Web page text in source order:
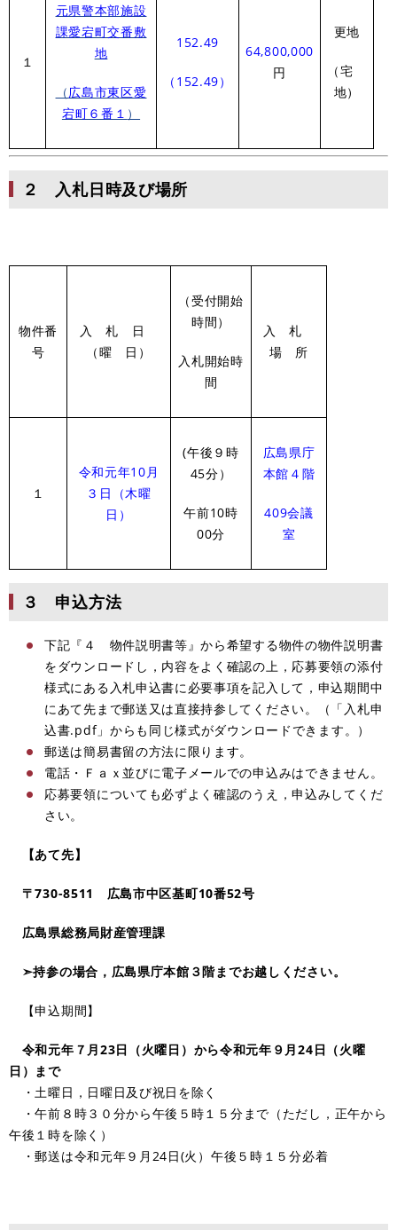
１
元県警本部施設
課愛宕町交番敷
地
（広島市東区愛
宕町６番１ ）
152.49
（152.49）
64,800,000
円
更地
（宅
地）
２ 入札日時及び場所
物件番
号
入 札 日
（曜 日）
（受付開始
時間）
入札開始時
間
入 札
場 所
１
令和元年10月
３日
（木曜
日）
(午後９時
45分）
午前10時
00分
広島県庁
本館４階
409会議
室
３ 申込方法
下記『４ 物件説明書等』から希望する物件の物件説明書
をダウンロードし，内容をよく確認の上，応募要領の添付
様式にある入札申込書に必要事項を記入して，申込期間中
にあて先まで郵送又は直接持参してください。（「入札申
込書.pdf」からも同じ様式がダウンロードできます。）
郵送は簡易書留の方法に限ります。
電話・Ｆａｘ並びに電子メールでの申込みはできません。
応募要領についても必ずよく確認のうえ，申込みしてくだ
さい。
【あて先】
〒730-8511 広島市中区基町10番52号
広島県総務局財産管理課
➣持参の場合，広島県庁本館３階までお越しください。
【申込期間】
令和元年７ 月23日（火曜日）から令和元年９月24日（火曜
日）まで
・土曜日，日曜日及び祝日を除く
・午前８時３０分から午後５時１５分まで（ただし，正午から
午後１時を除く）
・郵送は令和元年９月24日(火）午後５時１５分必着